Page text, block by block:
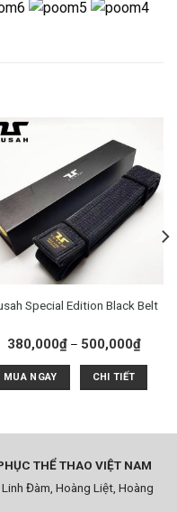
Special Edition Black Belt
380,000₫ – 500,000₫
MUA NGAY CHI TIẾT
THỂ THAO VIỆT NAM
Đàm, Hoàng Liệt, Hoàng